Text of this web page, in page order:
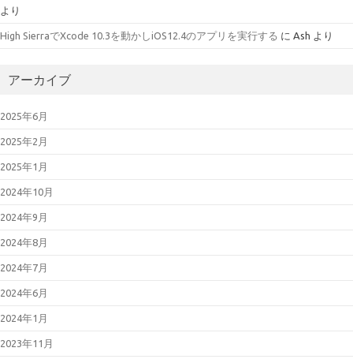
より
High SierraでXcode 10.3を動かしiOS12.4のアプリを実行する に Ash より
アーカイブ
2025年6月
2025年2月
2025年1月
2024年10月
2024年9月
2024年8月
2024年7月
2024年6月
2024年1月
2023年11月